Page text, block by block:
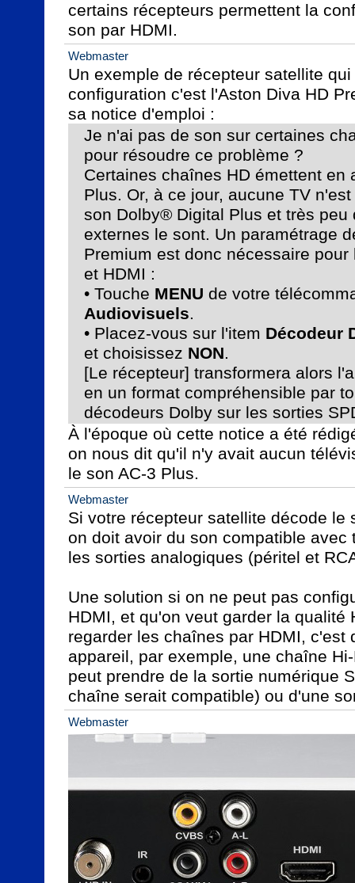
certains récepteurs permettent la
son par HDMI.
Webmaster
Un exemple de récepteur satellite
configuration c'est l'Aston Diva HD
Je n'ai pas de son sur certaines
pour résoudre ce problème ?
Certaines chaînes HD émettent en
Plus. Or, à ce jour, aucune TV
son Dolby® Digital Plus et très peu
externes le sont. Un paramétrage
Premium est donc nécessaire
et HDMI :
• Touche MENU de votre
Audiovisuels.
• Placez-vous sur l'item Décodeur
et choisissez NON.
[Le récepteur] transformera alors
en un format compréhensible par
décodeurs Dolby sur les sorties
À l'époque où cette notice a été
on nous dit qu'il n'y avait aucun
le son AC-3 Plus.
Webmaster
Si votre récepteur satellite décode le
on doit avoir du son compatible avec
les sorties analogiques (péritel et
Une solution si on ne peut pas
HDMI, et qu'on veut garder la qualité
regarder les chaînes par HDMI, c'est
appareil, par exemple, une chaîne
peut prendre de la sortie numérique
chaîne serait compatible) ou d'une
Webmaster